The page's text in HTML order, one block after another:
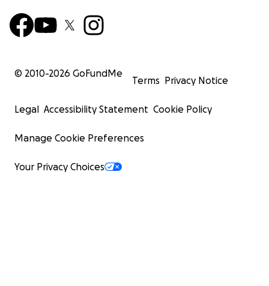
© 2010-2026 GoFundMe
Terms Privacy Notice
Legal Accessibility Statement Cookie Policy
Manage Cookie Preferences
Your Privacy Choices